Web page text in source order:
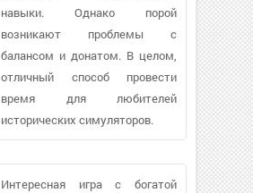
навыки. Однако порой
возникают проблемы с
балансом и донатом. В целом,
отличный способ провести
время для любителей
исторических симуляторов.
Интересная игра с богатой